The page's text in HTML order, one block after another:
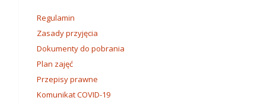
Regulamin
Zasady przyjęcia
Dokumenty do pobrania
Plan zajęć
Przepisy prawne
Komunikat COVID-19